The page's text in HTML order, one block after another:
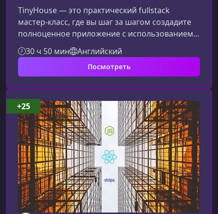
TinyHouse — это практический fullstack
мастер‑класс, где вы шаг за шагом создадите
полноценное приложение с использованием
React, TypeScript, Node.js и GraphQL. Курс
сочетает глубокую теорию и реальную
продакшн‑разработку, помогая уверенно
приложению уровня Airbnb.О курсеЭтот
мастер‑класс создан для тех, кто хочет освоить
современные подходы к разработке на React и
Node.js, научиться работать с GraphQ
30 ч 50 мин Английский
Посмотреть
+25